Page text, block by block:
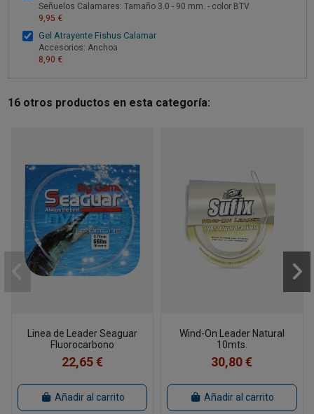
Señuelos Calamares: Tamaño 3.0 - 90 mm. - color BTV
9,95 €
Gel Atrayente Fishus Calamar
Accesorios: Anchoa
8,90 €
16 otros productos en esta categoría:
Linea de Leader Seaguar
Fluorocarbono
22,65 €
Añadir al carrito
Wind-On Leader Natural
10mts.
30,80 €
Añadir al carrito